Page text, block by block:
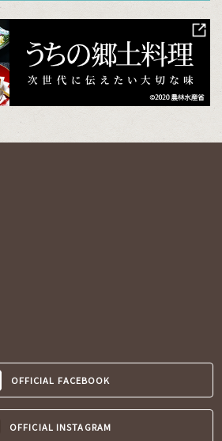
OFFICIAL FACEBOOK
OFFICIAL INSTAGRAM